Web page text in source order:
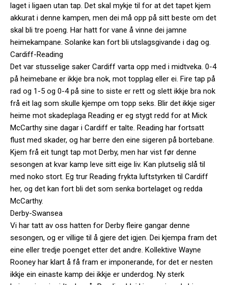
laget i ligaen utan tap. Det skal mykje til for at det tapet kjem
akkurat i denne kampen, men dei må opp på sitt beste om det
skal bli tre poeng. Har hatt for vane å vinne dei jamne
heimekampane. Solanke kan fort bli utslagsgivande i dag og.
Cardiff-Reading
Det var stusselige saker Cardiff varta opp med i midtveka. 0-4
på heimebane er ikkje bra nok, mot topplag eller ei. Fire tap på
rad og 1-5 og 0-4 på sine to siste er rett og slett ikkje bra nok
frå eit lag som skulle kjempe om topp seks. Blir det ikkje siger
heime mot skadeplaga Reading er eg stygt redd for at Mick
McCarthy sine dagar i Cardiff er talte. Reading har fortsatt
flust med skader, og har berre den eine sigeren på bortebane.
Kjem frå eit tungt tap mot Derby, men har vist før denne
sesongen at kvar kamp leve sitt eige liv. Kan plutselig slå til
med noko stort. Eg trur Reading frykta luftstyrken til Cardiff
her, og det kan fort bli det som senka bortelaget og redda
McCarthy.
Derby-Swansea
Vi har tatt av oss hatten for Derby fleire gangar denne
sesongen, og er villige til å gjere det igjen. Dei kjempa fram det
eine eller tredje poenget etter det andre. Kollektive Wayne
Rooney har klart å få fram er imponerande, for det er nesten
ikkje ein einaste kamp dei ikkje er underdog. Ny sterk